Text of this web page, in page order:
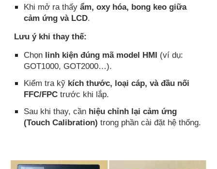
Khi mở ra thấyẩm, oxy hóa, bong keo giữa
cảm ứng và LCD.
Lưu ý khi thay thế:
Chọn linh kiện đúng mã model HMI (ví dụ:
GOT1000, GOT2000…).
Kiểm tra kỹ kích thước, loại cáp, và đầu nối
FFC/FPC trước khi lắp.
Sau khi thay, cần hiệu chỉnh lại cảm ứng
(Touch Calibration) trong phần cài đặt hệ thống.